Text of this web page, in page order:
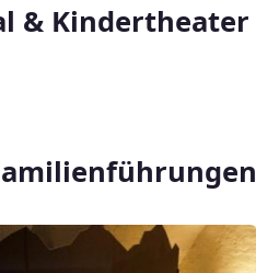
& Kindertheater